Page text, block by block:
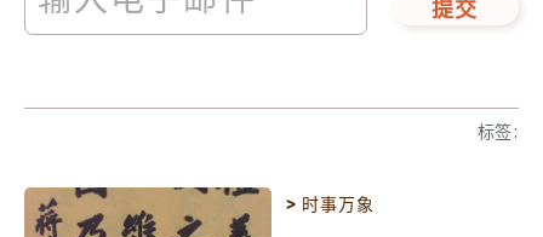
提交
标签:
> 时事万象